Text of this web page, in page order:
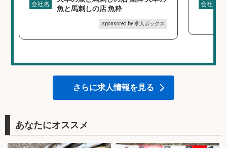
会社名
魚と馬刺しの店 魚粋
sponsored by 求人ボックス
会社名
さらに求人情報を見る
あなたにオススメ